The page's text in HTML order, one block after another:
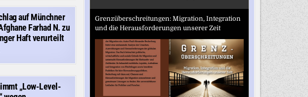
auf Münchner
Farhad N. zu
Haft verurteilt
„Low-Level-
Grenzüberschreitungen: Migration, Integration
und die Herausforderungen unserer Zeit